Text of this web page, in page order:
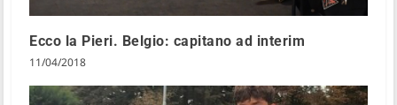
Ecco la Pieri. Belgio: capitano ad interim
11/04/2018